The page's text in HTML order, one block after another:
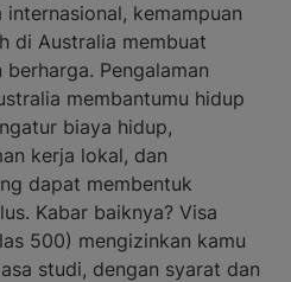
kemampuan
di Australia membuat
Pengalaman
membantumu hidup
biaya hidup,
kerja lokal, dan
dapat membentuk
Kabar baiknya? Visa
500) mengizinkan kamu
studi, dengan syarat dan